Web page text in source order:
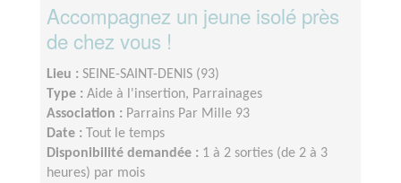
Accompagnez un jeune isolé près
de chez vous !
Lieu : SEINE-SAINT-DENIS (93)
Type : Aide à l'insertion, Parrainages
Association : Parrains Par Mille 93
Date :
Tout le temps
Disponibilité demandée : 1 à 2 sorties (de 2 à 3
heures) par mois